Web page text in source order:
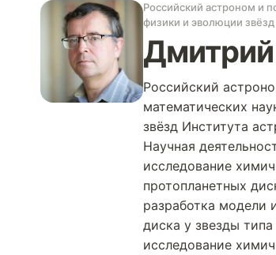
Российский астроном и
физики и эволюции
Российский
математических
звёзд Института
Научная
исследование
протопланетных
разработка модели
диска у звезды
исследование